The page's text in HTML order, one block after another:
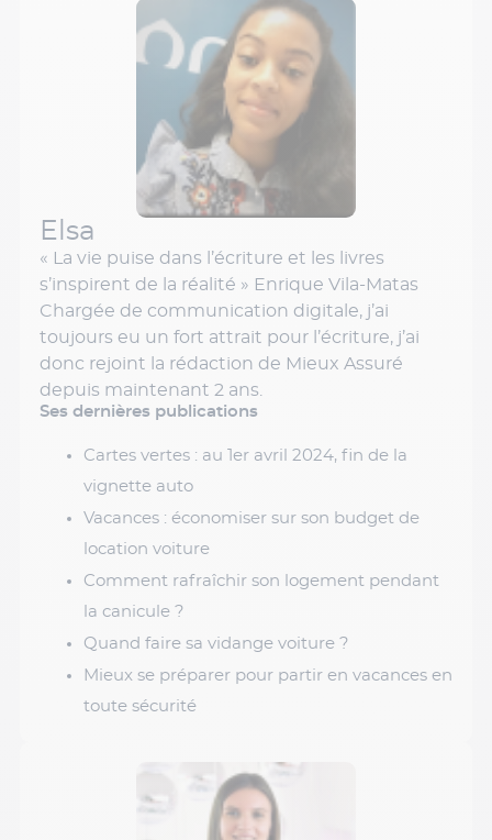
Elsa
« La vie puise dans l’écriture et les livres
s’inspirent de la réalité » Enrique Vila-Matas
Chargée de communication digitale, j’ai
toujours eu un fort attrait pour l’écriture, j’ai
donc rejoint la rédaction de Mieux Assuré
depuis maintenant 2 ans.
Ses dernières publications
Cartes vertes : au 1er avril 2024, fin de la
vignette auto
Vacances : économiser sur son budget de
location voiture
Comment rafraîchir son logement pendant
la canicule ?
Quand faire sa vidange voiture ?
Mieux se préparer pour partir en vacances en
toute sécurité